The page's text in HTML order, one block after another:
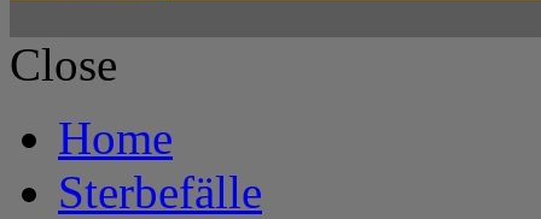
Close
Home
Sterbefälle